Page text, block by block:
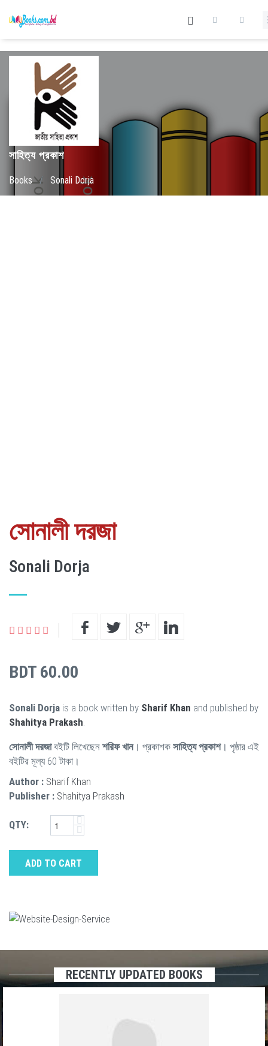
সাহিত্য প্রকাশ
Books / Sonali Dorja
সোনালী দরজা
Sonali Dorja
BDT 60.00
Sonali Dorja is a book written by Sharif Khan and published by
Shahitya Prakash
সোনালী দরজাবইটি লিখেছেন শরিফ খান। প্রকাশক সাহিত্য প্রকাশ। পৃষ্ঠার এই
বইটির মূল্য 60 টাকা।
Author : Sharif Khan
Publisher : Shahitya Prakash
QTY:
ADD TO CART
RECENTLY UPDATED BOOKS